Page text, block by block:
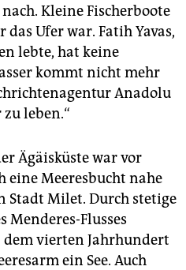
Kleine Fischerboote
Ufer war. Fatih Yavas,
lebte, hat keine
kommt nicht mehr
Anadolu
leben.“
Ägäisküste war vor
eine Meeresbucht nahe
Stadt Milet. Durch stetige
Menderes-Flusses
dem vierten Jahrhundert
ein See. Auch